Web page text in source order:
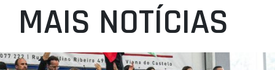
MAIS NOTÍCIAS